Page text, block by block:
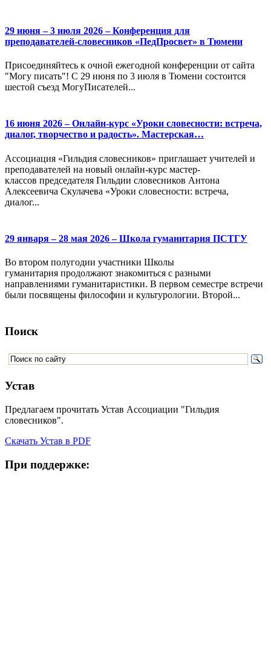
29 июня – 3 июля 2026 – Конференция для
преподавателей-словесников «ПедПросвет» в Тюмени
Присоединяйтесь к очной ежегодной конференции от сайта
"Могу писать"! С 29 июня по 3 июля в Тюмени состоится
шестой съезд МогуПисателей...
16 июня 2026 – Онлайн-курс «Уроки словесности: встреча,
диалог, творчество и радость». Мастерская…
Ассоциация «Гильдия словесников» приглашает учителей и
преподавателей на новый онлайн-курс мастер-
классов председателя Гильдии словесников Антона
Алексеевича Скулачева «Уроки словесности: встреча,
диалог...
29 января – 28 мая 2026 – Школа гуманитария ПСТГУ
Во втором полугодии участники Школы
гуманитария продолжают знакомиться с разными
направлениями гуманитаристики. В первом семестре встречи
были посвящены философии и культурологии. Второй...
Поиск
Устав
Предлагаем прочитать Устав Ассоциации "Гильдия
словесников".
Скачать Устав в PDF
При поддержке: